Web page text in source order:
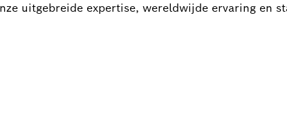
uitgebreide expertise, wereldwijde ervaring en